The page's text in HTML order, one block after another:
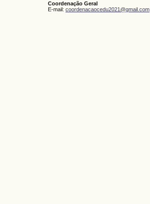
Coordenação Geral
E-mail: coordenacaocedu2021@gmail.com